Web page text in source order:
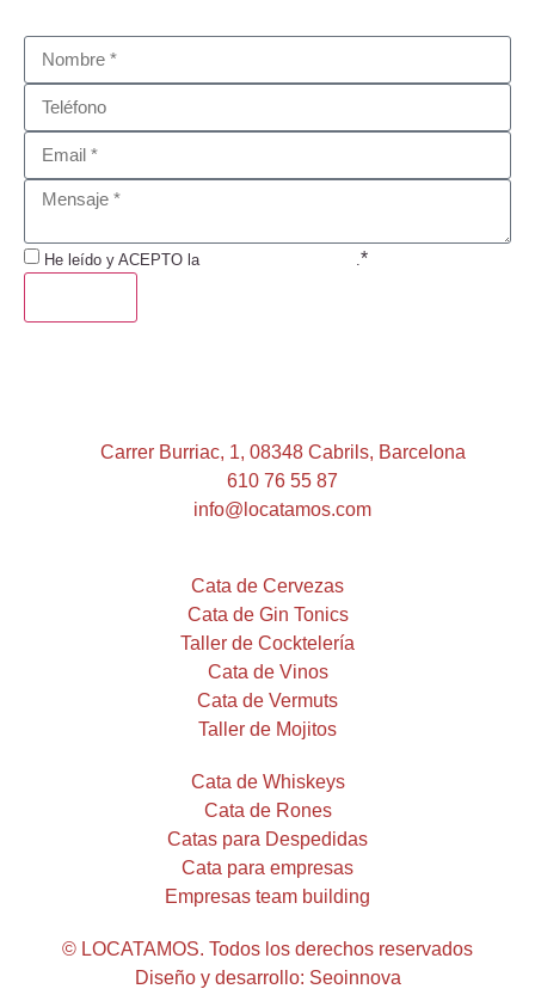
He leído y ACEPTO la
*
Carrer Burriac, 1, 08348 Cabrils, Barcelona
610 76 55 87
info@locatamos.com
Cata de Cervezas
Cata de Gin Tonics
Taller de Cocktelería
Cata de Vinos
Cata de Vermuts
Taller de Mojitos
Cata de Whiskeys
Cata de Rones
Catas para Despedidas
Cata para empresas
Empresas team building
© LOCATAMOS. Todos los derechos reservados
Diseño y desarrollo: Seoinnova